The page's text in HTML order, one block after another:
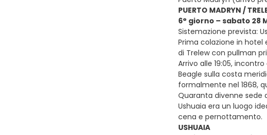
PUERTO MADRYN /
6° giorno – sabato 28
Sistemazione prevista:
Prima colazione in hotel
di Trelew con pullman
Arrivo alle 19:05,
Beagle sulla costa
formalmente nel 1868,
Quaranta divenne sede
Ushuaia era un luogo
cena e pernottamento.
USHUAIA